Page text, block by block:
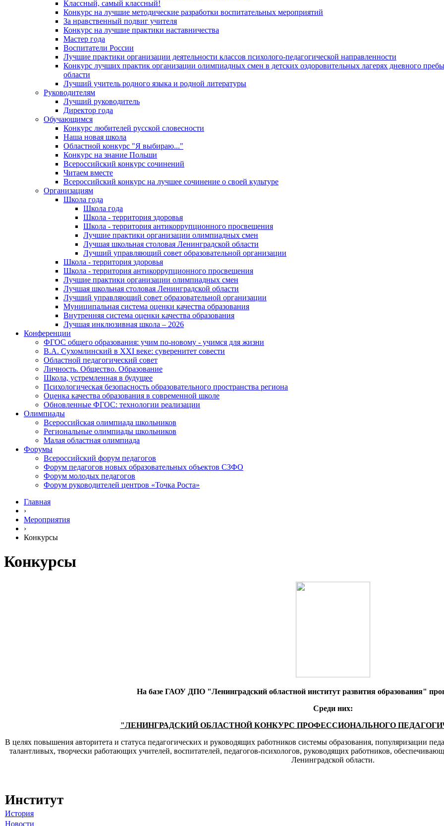
Классный, самый классный!
Конкурс на лучшие методические разработки воспитательных мероприятий
За нравственный подвиг учителя
Конкурс на лучшие практики наставничества
Мастер года
Воспитатели России
Лучшие практики организации деятельности классов психолого-педагогической направленности
Конкурс лучших практик организации олимпиадных смен в детских оздоровительных лагерях дневного
области
Лучший учитель родного языка и родной литературы
Руководителям
Лучший руководитель
Директор года
Обучающимся
Конкурс любителей русской словесности
Наша новая школа
Областной конкурс "Я выбираю..."
Конкурс на знание Польши
Всероссийский конкурс сочинений
Читаем вместе
Всероссийский конкурс на лучшее сочинение о своей культуре
Организациям
Школа года
Школа года
Школа - территория здоровья
Школа - территория антикоррупционного просвещения
Лучшие практики организации олимпиадных смен
Лучшая школьная столовая Ленинградской области
Лучший управляющий совет образовательной организации
Школа - территория здоровья
Школа - территория антикоррупционного просвещения
Лучшие практики организации олимпиадных смен
Лучшая школьная столовая Ленинградской области
Лучший управляющий совет образовательной организации
Муниципальная система оценки качества образования
Внутренняя система оценки качества образования
Лучшая инклюзивная школа – 2026
Конференции
ФГОС общего образования: учим по-новому - учимся для жизни
В.А. Сухомлинский в XXI веке: суверенитет совести
Областной педагогический совет
Личность. Общество. Образование
Школа, устремленная в будущее
Психологическая безопасность образовательного пространства региона
Оценка качества образования в современной школе
Обновленные ФГОС: технологии реализации
Олимпиады
Всероссийская олимпиада школьников
Региональные олимпиады школьников
Малая областная олимпиада
Форумы
Всероссийский форум педагогов
Форум педагогов новых образовательных объектов СЗФО
Форум молодых педагогов
Форум руководителей центров «Точка Роста»
Главная
›
Мероприятия
›
Конкурсы
Конкурсы
На базе ГАОУ ДПО "Ленинградский областной институт развития образования"
Среди них:
"ЛЕНИНГРАДСКИЙ ОБЛАСТНОЙ КОНКУРС ПРОФЕССИОНАЛЬНОГО
В целях повышения авторитета и статуса педагогических и руководящих работников системы образования, популяризации
талантливых, творчески работающих учителей, воспитателей, педагогов-психологов, руководящих работников,
Ленинградской области.
Институт
История
Новости